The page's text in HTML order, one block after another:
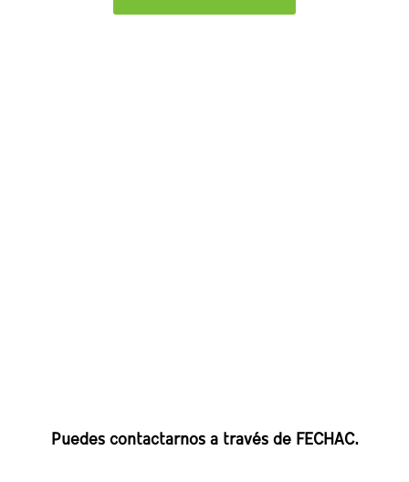
Puedes contactarnos a través de FECHAC.